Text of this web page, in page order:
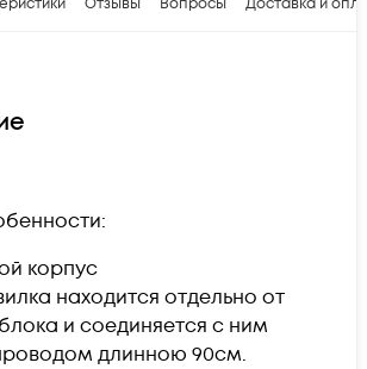
корпус
находится отдельно от
и соединяется с ним
длинною 90см.